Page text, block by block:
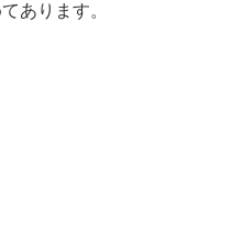
あります。